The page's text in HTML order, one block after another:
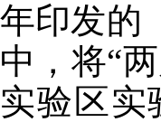
年印发的
中，将“
实验区实